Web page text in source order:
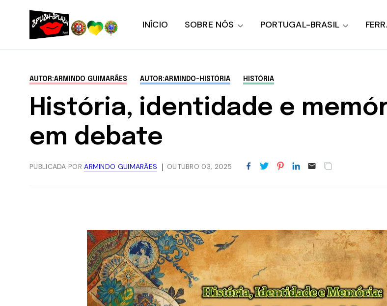
INÍCIO SOBRE NÓS PORTUGAL-BRASIL
AUTOR:ARMINDO GUIMARÃES AUTOR:ARMINDO-HISTÓRIA HISTÓRIA
História, identidade e
em debate
PUBLICADA PORARMINDO GUIMARÃES OUTUBRO 03, 2025